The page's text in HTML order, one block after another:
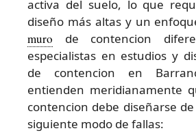
activa del suelo, lo que
diseño más altas y un
muro de contencion
especialistas en estudios y
de contencion en
entienden meridianamente
contencion debe diseñarse
siguiente modo de fallas: